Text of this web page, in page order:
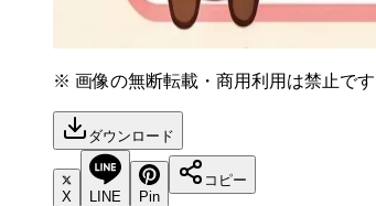
※ 画像の無断転載・商用利用は禁止です
ダウンロード
X LINE Pin
コピー